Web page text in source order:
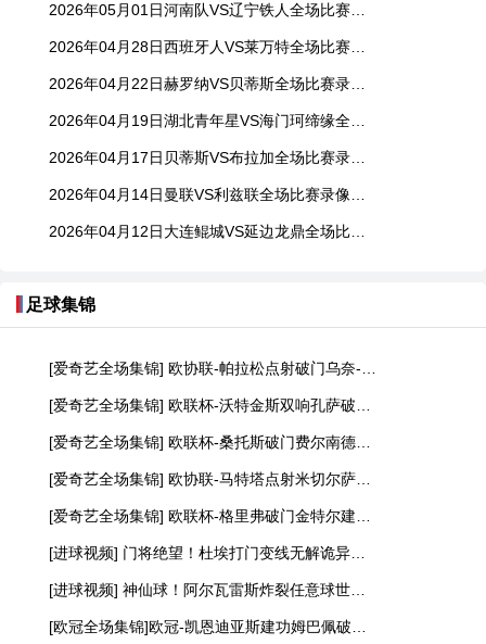
2026年05月01日河南队VS辽宁铁人全场比赛录像回放
2026年04月28日西班牙人VS莱万特全场比赛录像回放
2026年04月22日赫罗纳VS贝蒂斯全场比赛录像回放
2026年04月19日湖北青年星VS海门珂缔缘全场比赛录像回放
2026年04月17日贝蒂斯VS布拉加全场比赛录像回放
2026年04月14日曼联VS利兹联全场比赛录像回放
2026年04月12日大连鲲城VS延边龙鼎全场比赛录像回放
足球集锦
[爱奇艺全场集锦] 欧协联-帕拉松点射破门乌奈-洛佩斯建功 巴列卡诺3-0雅典AEK
[爱奇艺全场集锦] 欧联杯-沃特金斯双响孔萨破门 维拉3-1客胜博洛尼亚
[爱奇艺全场集锦] 欧联杯-桑托斯破门费尔南德斯离谱乌龙 波尔图1-1森林
[爱奇艺全场集锦] 欧协联-马特塔点射米切尔萨尔建功 水晶宫3-0佛罗伦萨
[爱奇艺全场集锦] 欧联杯-格里弗破门金特尔建功 弗赖堡3-0塞尔塔
[进球视频] 门将绝望！杜埃打门变线无解诡异弧线破门！巴黎1-0领先利物浦！
[进球视频] 神仙球！阿尔瓦雷斯炸裂任意球世界波直入死角！马竞1-0领先巴萨
[欧冠全场集锦]欧冠-凯恩迪亚斯建功姆巴佩破门难救主 皇马1-2拜仁